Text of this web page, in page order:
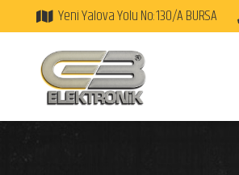
Yeni Yalova Yolu No:130/A BURSA